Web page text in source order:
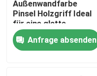
Startseite
Außenwandfarbe
Pinsel Holzgriff Ideal
für eine glatte
Abdeckung auf
großen Flächen und
Außenwänden
Anfrage absenden